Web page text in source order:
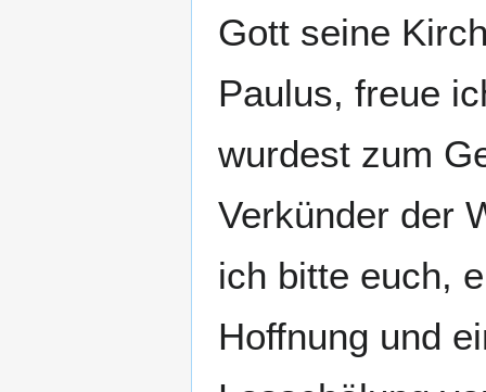
Gott seine
Paulus, freue
wurdest zum
Verkünder der
ich bitte euch,
Hoffnung und